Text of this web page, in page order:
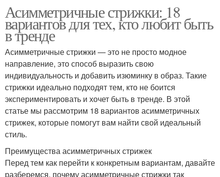
Асимметричные стрижки: 18
вариантов для тех, кто любит быть
в тренде
Асимметричные стрижки — это не просто модное
направление, это способ выразить свою
индивидуальность и добавить изюминку в образ. Такие
стрижки идеально подходят тем, кто не боится
экспериментировать и хочет быть в тренде. В этой
статье мы рассмотрим 18 вариантов асимметричных
стрижек, которые помогут вам найти свой идеальный
стиль.
Преимущества асимметричных стрижек
Перед тем как перейти к конкретным вариантам, давайте
разберемся, почему асимметричные стрижки так